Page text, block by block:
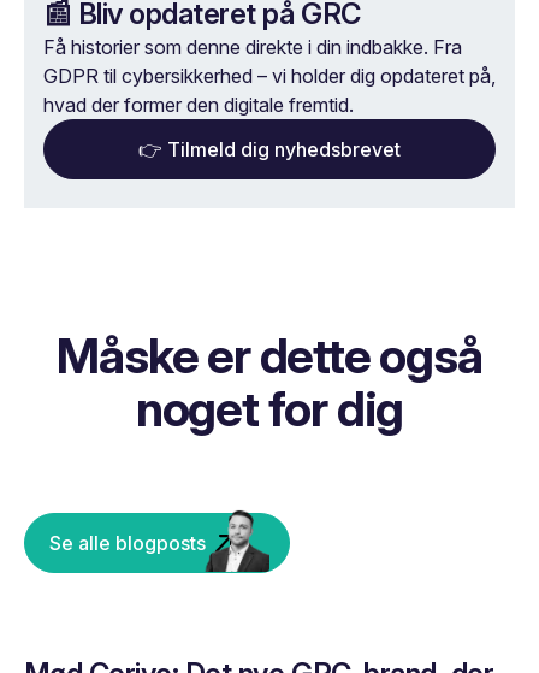
📰 Bliv opdateret på GRC
Få historier som denne direkte i din indbakke. Fra
GDPR til cybersikkerhed – vi holder dig opdateret på,
hvad der former den digitale fremtid.
👉 Tilmeld dig nyhedsbrevet
Måske er dette også
noget for dig
Se alle blogposts